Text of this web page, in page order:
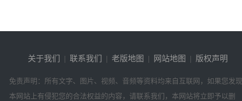
关于我们 | 联系我们 | 老版地图 | 网站地图 | 版权声明
免责声明：所有文字、图片、视频、音频等资料均来自互联网，如果您发现
本网站上有侵犯您的合法权益的内容，请联系我们，本网站将立即予以删